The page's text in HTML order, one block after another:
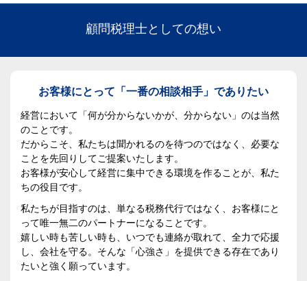
顧問税理士としての想い
お客様にとって「一番の相談相手」でありたい
経営において「何が分からないかが、分からない」のは当然
のことです。
だからこそ、私たちは聞かれるのを待つのではなく、必要な
ことを先回りしてご提案いたします。
お客様が安心して経営に集中できる環境を作ることが、私た
ちの役目です。
私たちが目指すのは、単なる税務代行ではなく、お客様にと
って唯一無二のパートナーになることです。
嬉しい時も苦しい時も、いつでも連絡が取れて、全力で応援
し、会社を守る。そんな「心強さ」を提供できる存在であり
たいと強く願っています。